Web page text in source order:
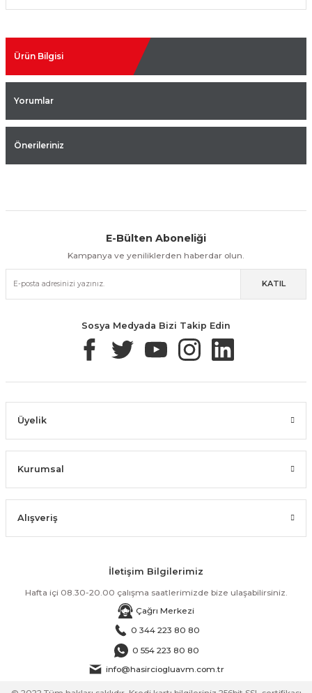
Ürün Bilgisi
Yorumlar
Önerileriniz
Kolay İade & Değişim Güvenli Alışveriş
Güvenli Paketleme Taksit / Havale İle Alışveriş Kolay İade & Değişim
E-Bülten Aboneliği
Kampanya ve yeniliklerden haberdar olun.
KATIL
Sosya Medyada Bizi Takip Edin
Üyelik
Kurumsal
Alışveriş
İletişim Bilgilerimiz
Hafta içi 08.30-20.00 çalışma saatlerimizde bize ulaşabilirsiniz.
Çağrı Merkezi
0 344 223 80 80
0 554 223 80 80
info@hasirciogluavm.com.tr